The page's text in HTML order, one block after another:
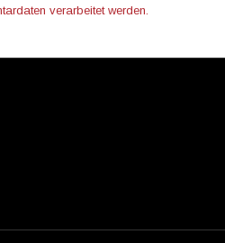
verarbeitet werden.